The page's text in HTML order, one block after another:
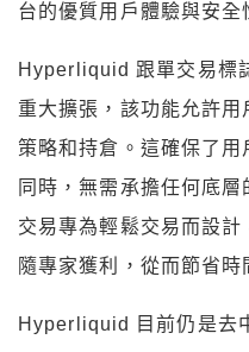
台的優質用戶體驗與安全
Hyperliquid 跟單交易標
重大擴張，該功能允許
策略和持倉。這確保了
同時，無需承擔任何底
交易專為輕鬆交易而設
隨專家獲利，從而節省時
Hyperliquid 目前仍是去